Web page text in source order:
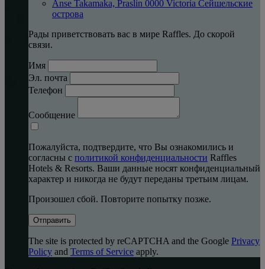
Anse Takamaka, Praslin 0000 Victoria Сейшельские
острова
Рады приветствовать вас в мире Raffles. До скорой
связи.
Имя
Эл. почта
Телефон
Сообщение
Пожалуйста, подтвердите, что Вы ознакомились и
согласны с политикой конфиденциальности Raffles
Hotels & Resorts. Ваши данные носят конфиденциальный
характер и никогда не будут переданы третьим лицам.
Произошел сбой. Повторите попытку позже.
Отправить
The site is protected by reCAPTCHA and the Google Privacy
Policy and Terms of Service apply.